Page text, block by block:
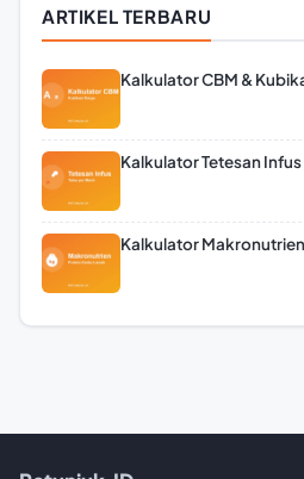
ARTIKEL TERBARU
Kalkulator CBM &
Kalkulator Tetesan
Kalkulator